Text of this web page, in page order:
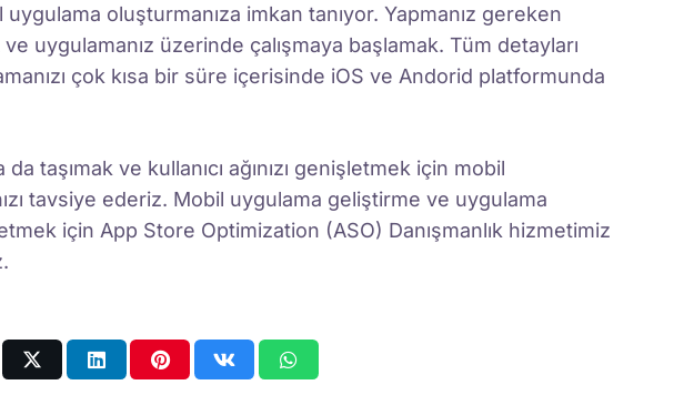
oluşturmanıza imkan tanıyor. Yapmanız gereken
uygulamanız üzerinde çalışmaya başlamak. Tüm detayları
çok kısa bir süre içerisinde iOS ve Andorid platformunda
taşımak ve kullanıcı ağınızı genişletmek için mobil
tavsiye ederiz. Mobil uygulama geliştirme ve uygulama
için App Store Optimization (ASO) Danışmanlık hizmetimiz